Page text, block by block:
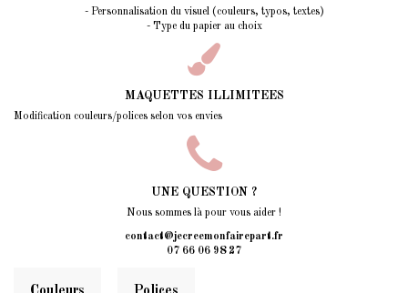
- Personnalisation du visuel (couleurs, typos, textes)
- Type du papier au choix
MAQUETTES ILLIMITEES
Modification couleurs/polices selon vos envies
UNE QUESTION ?
Nous sommes là pour vous aider !
contact@jecreemonfairepart.fr
07 66 06 98 27